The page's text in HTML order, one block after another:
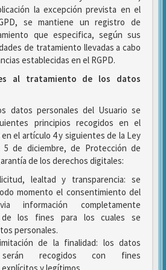
la excepción prevista en el
se mantiene un registro de
que especifica, según sus
de tratamiento llevadas a cabo
establecidas en el RGPD.
al tratamiento de los datos
datos personales del Usuario se
principios recogidos en el
el artículo 4 y siguientes de la Ley
5 de diciembre, de Protección de
de los derechos digitales:
lealtad y transparencia: se
momento el consentimiento del
información completamente
de los fines para los cuales se
personales.
de la finalidad: los datos
serán recogidos con fines